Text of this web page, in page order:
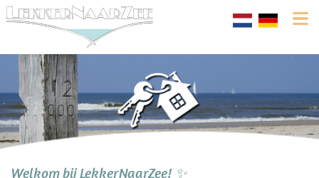
Welkom bij LekkerNaarZee! ✨